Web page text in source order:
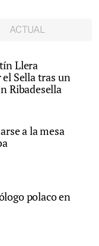
ACTUAL
Llera
Sella tras un
Ribadesella
a la mesa
polaco en